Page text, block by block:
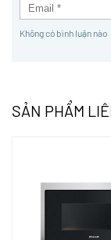
Không có bình luận nào
SẢN PHẨM